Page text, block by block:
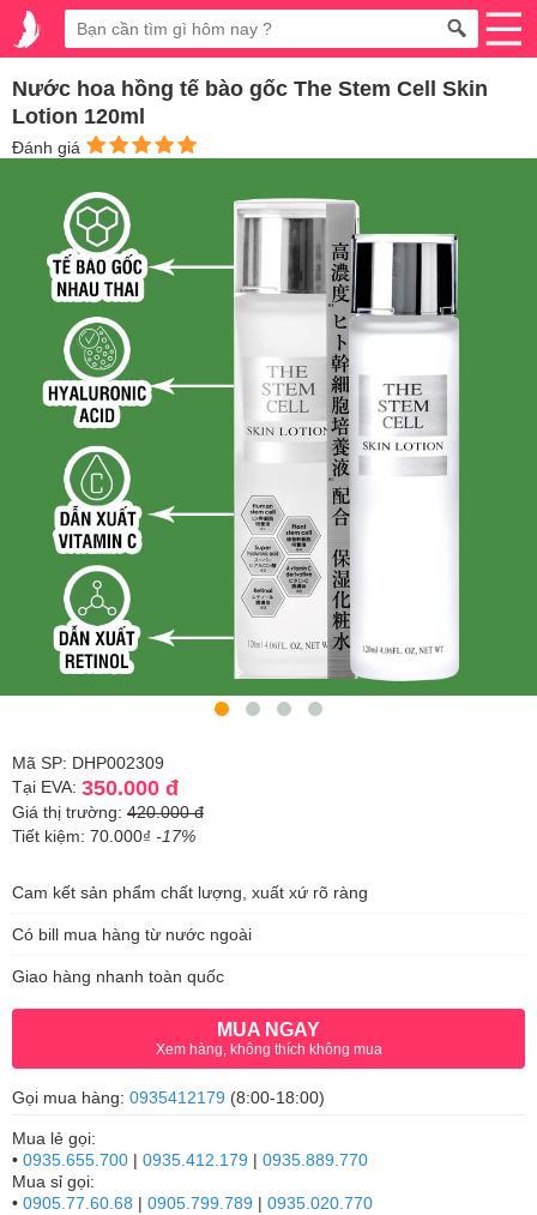
Nước hoa hồng tế bào gốc The Stem Cell Skin
Lotion 120ml
Đánh giá
Mã SP: DHP002309
Tại EVA: 350.000 đ
Giá thị trường: 420.000 đ
Tiết kiệm: 70.000₫ -17%
Cam kết sản phẩm chất lượng, xuất xứ rõ ràng
Có bill mua hàng từ nước ngoài
Giao hàng nhanh toàn quốc
MUA NGAY
Xem hàng, không thích không mua
Gọi mua hàng: 0935412179 (8:00-18:00)
Mua lẻ gọi:
• 0935.655.700 | 0935.412.179 | 0935.889.770
Mua sỉ gọi:
• 0905.77.60.68 | 0905.799.789 | 0935.020.770